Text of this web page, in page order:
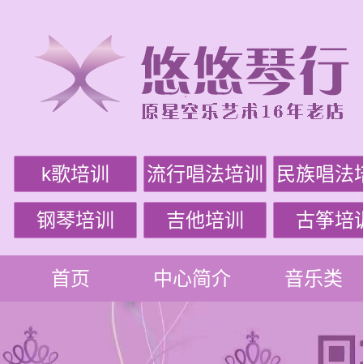
k歌培训 流行唱法培训 民族唱法
钢琴培训 吉他培训 古筝培
首页 中心简介 音乐类